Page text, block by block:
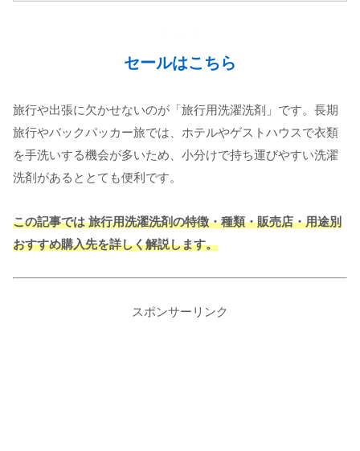
セールはこちら
旅行や出張に欠かせないのが「旅行用洗濯洗剤」です。長期
旅行やバックパッカー旅では、ホテルやゲストハウスで衣類
を手洗いする機会が多いため、小分けで持ち運びやすい洗濯
洗剤があるととても便利です。
この記事では 旅行用洗濯洗剤の特徴・種類・販売店・用途別
おすすめ購入先を詳しく解説します。
スポンサーリンク